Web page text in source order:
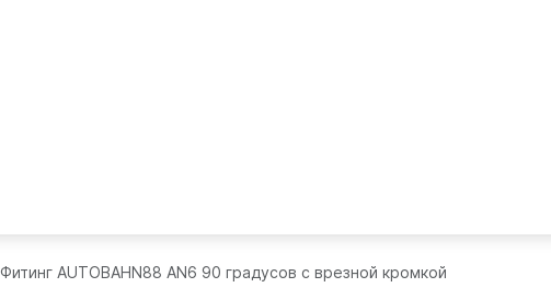
Фитинг AUTOBAHN88 AN6 90 градусов с врезной кромкой